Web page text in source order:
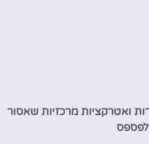
ואטרקציות מרכזיות שאסור
לפספס